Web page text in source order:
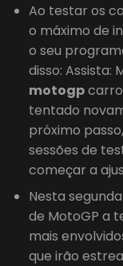
Ao testar os
o máximo de
o seu
disso: Assista:
motogp
tentado
próximo
sessões de
começar a
Nesta
de MotoGP a
mais
que irão